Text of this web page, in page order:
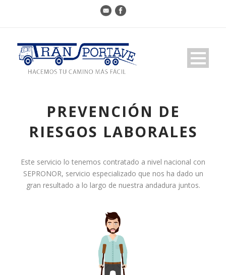
PREVENCIÓN DE
RIESGOS LABORALES
Este servicio lo tenemos contratado a nivel nacional con
SEPRONOR, servicio especializado que nos ha dado un
gran resultado a lo largo de nuestra andadura juntos.